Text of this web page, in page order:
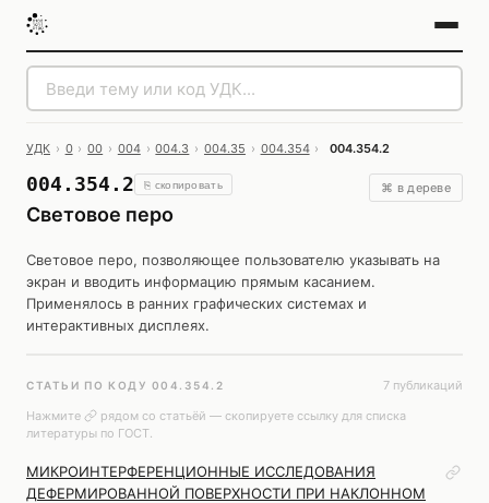
УДК › 0 › 00 › 004 › 004.3 › 004.35 › 004.354 › 004.354.2
004.354.2 ⎘ скопировать
Световое перо
⌘ в дереве
Световое перо, позволяющее пользователю указывать на
экран и вводить информацию прямым касанием.
Применялось в ранних графических системах и
интерактивных дисплеях.
СТАТЬИ ПО КОДУ 004.354.2
7 публикаций
Нажмите
рядом со статьёй — скопируете ссылку для списка
литературы по ГОСТ.
МИКРОИНТЕРФЕРЕНЦИОННЫЕ ИССЛЕДОВАНИЯ
ДЕФЕРМИРОВАННОЙ ПОВЕРХНОСТИ ПРИ НАКЛОННОМ